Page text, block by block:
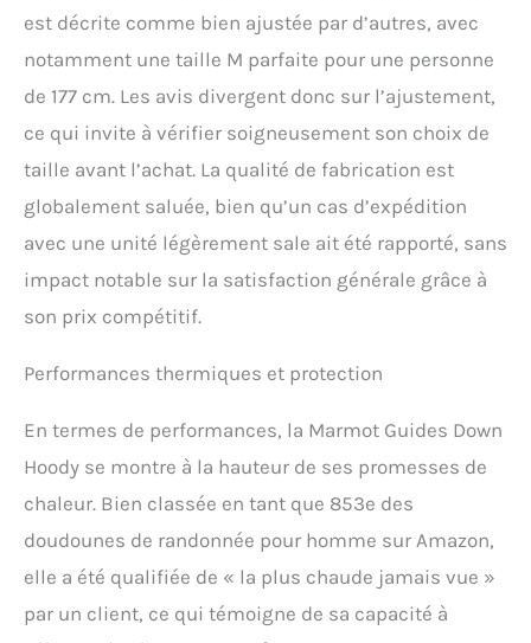
manchettes et ourlet
réglables avec Velcro, pour
une protection fiable
contre le froid, la neige, et
le vent PRATIQUE : anorak
thermo pour hommes avec
poches chauffe-mains
zippée, poche intérieure
zippée , Regular Fit,
longueur (dos) : 75 cm (M),
poids : 688 g
est décrite comme bien ajustée par d’autres, avec
notamment une taille M parfaite pour une personne
de 177 cm. Les avis divergent donc sur l’ajustement,
ce qui invite à vérifier soigneusement son choix de
taille avant l’achat. La qualité de fabrication est
globalement saluée, bien qu’un cas d’expédition
avec une unité légèrement sale ait été rapporté, sans
impact notable sur la satisfaction générale grâce à
son prix compétitif.
Performances thermiques et protection
En termes de performances, la Marmot Guides Down
Hoody se montre à la hauteur de ses promesses de
chaleur. Bien classée en tant que 853e des
doudounes de randonnée pour homme sur Amazon,
elle a été qualifiée de « la plus chaude jamais vue »
par un client, ce qui témoigne de sa capacité à